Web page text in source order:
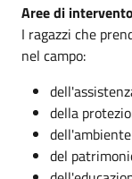
Aree di intervento
I ragazzi che
nel campo:
della
del